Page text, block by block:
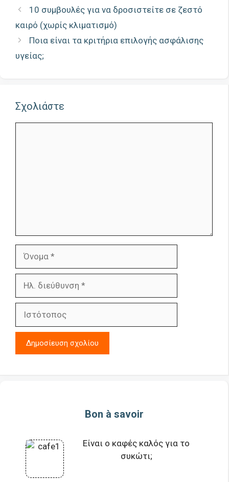
10 συμβουλές για να δροσιστείτε σε ζεστό
καιρό (χωρίς κλιματισμό)
Ποια είναι τα κριτήρια επιλογής ασφάλισης
υγείας;
Σχολιάστε
διεύθυνση
Bon à savoir
Είναι ο καφές καλός για το
συκώτι;